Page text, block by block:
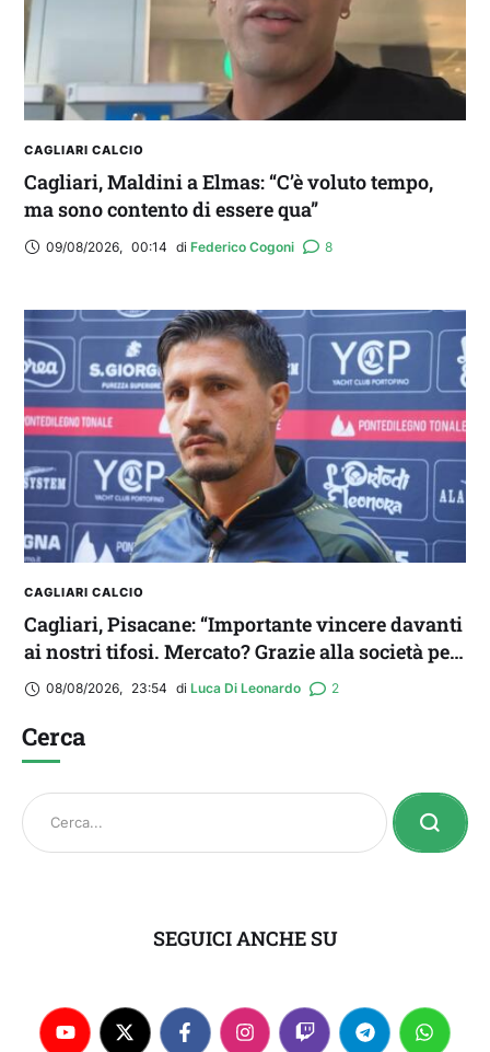
CAGLIARI CALCIO
Cagliari, Maldini a Elmas: “C’è voluto tempo,
ma sono contento di essere qua”
09/08/2026, 00:14 di Federico Cogoni 8
CAGLIARI CALCIO
Cagliari, Pisacane: “Importante vincere davanti
ai nostri tifosi. Mercato? Grazie alla società per
il triplo colpo”
08/08/2026, 23:54 di Luca Di Leonardo 2
Cerca
SEGUICI ANCHE SU